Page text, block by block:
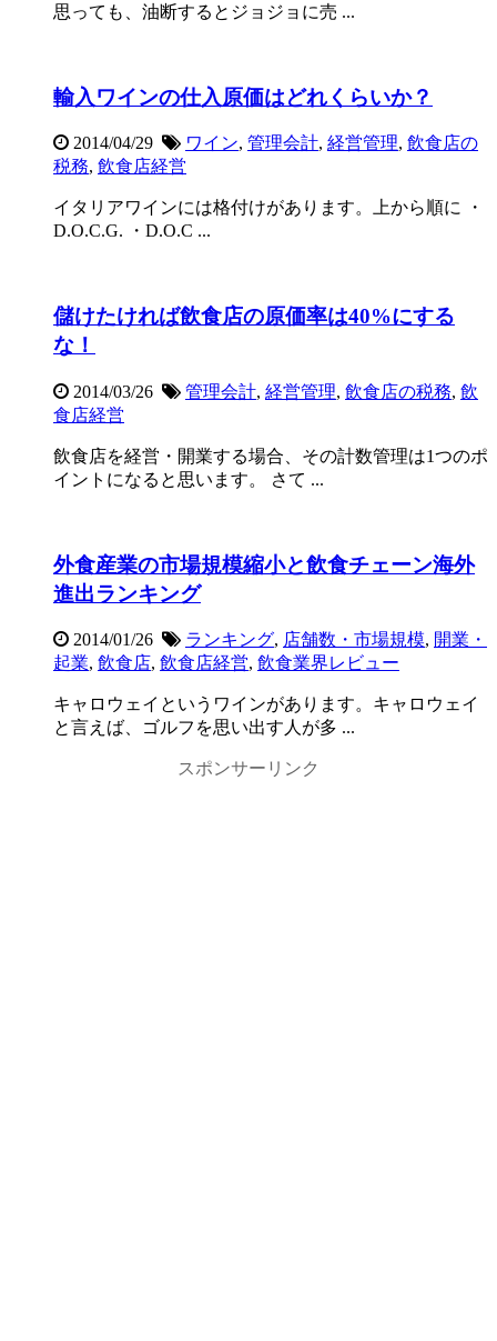
思っても、油断するとジョジョに売 ...
輸入ワインの仕入原価はどれくらいか？
2014/04/29 ワイン, 管理会計, 経営管理, 飲食店の
税務, 飲食店経営
イタリアワインには格付けがあります。上から順に ・
D.O.C.G. ・D.O.C ...
儲けたければ飲食店の原価率は40%にする
な！
2014/03/26 管理会計, 経営管理, 飲食店の税務, 飲
食店経営
飲食店を経営・開業する場合、その計数管理は1つのポ
イントになると思います。 さて ...
外食産業の市場規模縮小と飲食チェーン海外
進出ランキング
2014/01/26 ランキング, 店舗数・市場規模, 開業・
起業, 飲食店, 飲食店経営, 飲食業界レビュー
キャロウェイというワインがあります。キャロウェイ
と言えば、ゴルフを思い出す人が多 ...
スポンサーリンク